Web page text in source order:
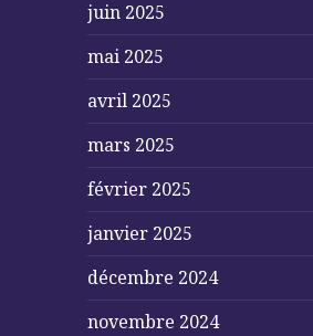
juin 2025
mai 2025
avril 2025
mars 2025
février 2025
janvier 2025
décembre 2024
novembre 2024